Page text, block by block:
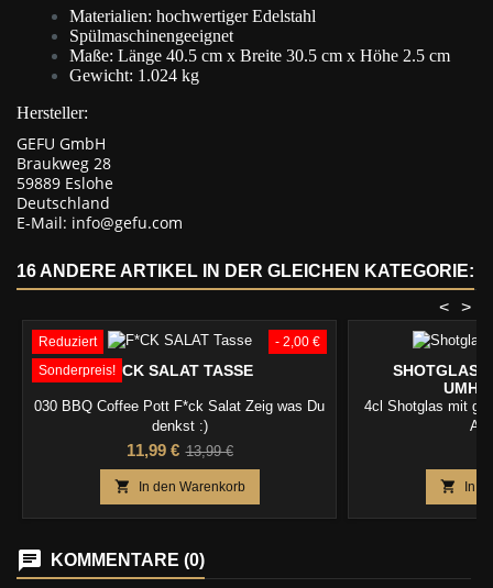
Materialien: hochwertiger Edelstahl
Spülmaschinengeeignet
Maße: Länge 40.5 cm x Breite 30.5 cm x Höhe 2.5 cm
Gewicht: 1.024 kg
Hersteller:
GEFU GmbH
Braukweg 28
59889 Eslohe
Deutschland
E-Mail: info@gefu.com
16 ANDERE ARTIKEL IN DER GLEICHEN KATEGORIE:
>
<
- 2,00 €
Reduziert
Sonderpreis!F*CK SALAT TASSE
030 BBQ Coffee Pott F*ck Salat Zeig was Du
denkst :)
Preis
11,99 € Verkaufspreis
13,99 €
 In den Warenkorb
SHOTGLAS
4cl Shotglas mit
 In
KOMMENTARE (0)